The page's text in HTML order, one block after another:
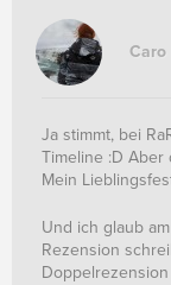
Caro
Ja stimmt, bei
Timeline :D Aber
Mein
Und ich glaub
Rezension